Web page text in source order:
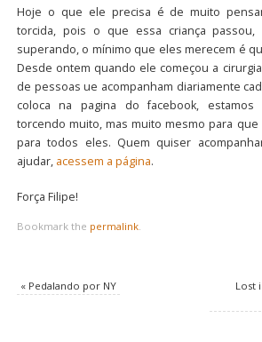
Hoje o que ele precisa é de muito
torcida, pois o que essa criança
superando, o mínimo que eles merecem é
Desde ontem quando ele começou a
de pessoas ue acompanham diariamente
coloca na pagina do facebook, estamos
torcendo muito, mas muito mesmo para
para todos eles. Quem quiser
ajudar, acessem a página.
Força Filipe!
Bookmark the permalink.
«Pedalando por NY
Lost